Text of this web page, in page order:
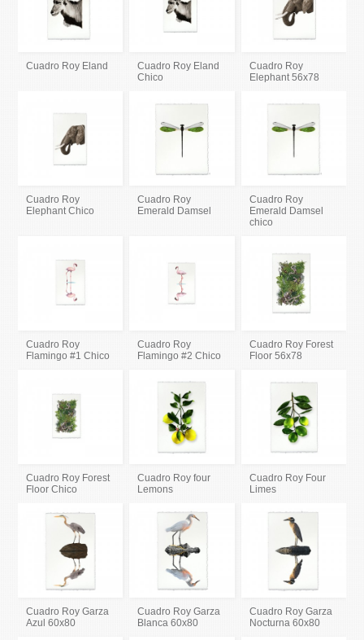
Cuadro Roy Eland
Cuadro Roy Eland
Chico
Cuadro Roy
Elephant 56x78
Cuadro Roy
Elephant Chico
Cuadro Roy
Emerald Damsel
Cuadro Roy
Emerald Damsel
chico
Cuadro Roy
Flamingo #1 Chico
Cuadro Roy
Flamingo #2 Chico
Cuadro Roy Forest
Floor 56x78
Cuadro Roy Forest
Floor Chico
Cuadro Roy four
Lemons
Cuadro Roy Four
Limes
Cuadro Roy Garza
Azul 60x80
Cuadro Roy Garza
Blanca 60x80
Cuadro Roy Garza
Nocturna 60x80